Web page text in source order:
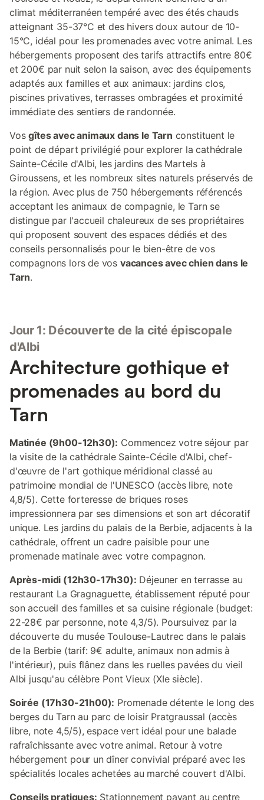
climat méditerranéen tempéré avec des étés chauds
atteignant 35-37°C et des hivers doux autour de 10-
15°C, idéal pour les promenades avec votre animal. Les
hébergements proposent des tarifs attractifs entre 80€
et 200€ par nuit selon la saison, avec des équipements
adaptés aux familles et aux animaux: jardins clos,
piscines privatives, terrasses ombragées et proximité
immédiate des sentiers de randonnée.
Vosgîtes avec animaux dans le Tarn constituent le
point de départ privilégié pour explorer la cathédrale
Sainte-Cécile d'Albi, les jardins des Martels à
Giroussens, et les nombreux sites naturels préservés de
la région. Avec plus de 750 hébergements référencés
acceptant les animaux de compagnie, le Tarn se
distingue par l'accueil chaleureux de ses propriétaires
qui proposent souvent des espaces dédiés et des
conseils personnalisés pour le bien-être de vos
compagnons lors de vos vacances avec chien dans le
Tarn.
Jour 1: Découverte de la cité épiscopale
d'Albi
Architecture gothique et
promenades au bord du
Tarn
Matinée (9h00-12h30): Commencez votre séjour par
la visite de la cathédrale Sainte-Cécile d'Albi, chef-
d'œuvre de l'art gothique méridional classé au
patrimoine mondial de l'UNESCO (accès libre, note
4,8/5). Cette forteresse de briques roses
impressionnera par ses dimensions et son art décoratif
unique. Les jardins du palais de la Berbie, adjacents à la
cathédrale, offrent un cadre paisible pour une
promenade matinale avec votre compagnon.
Après-midi (12h30-17h30): Déjeuner en terrasse au
restaurant La Gragnaguette, établissement réputé pour
son accueil des familles et sa cuisine régionale (budget:
22-28€ par personne, note 4,3/5). Poursuivez par la
découverte du musée Toulouse-Lautrec dans le palais
de la Berbie (tarif: 9€ adulte, animaux non admis à
l'intérieur), puis flânez dans les ruelles pavées du vieil
Albi jusqu'au célèbre Pont Vieux (XIe siècle).
Soirée (17h30-21h00): Promenade détente le long des
berges du Tarn au parc de loisir Pratgraussal (accès
libre, note 4,5/5), espace vert idéal pour une balade
rafraîchissante avec votre animal. Retour à votre
hébergement pour un dîner convivial préparé avec les
spécialités locales achetées au marché couvert d'Albi.
Conseils pratiques: Stationnement payant au centre